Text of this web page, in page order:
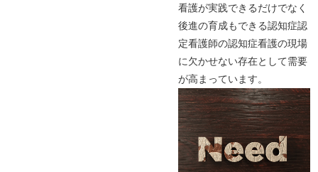
看護が実践できるだけでなく
後進の育成もできる認知症認
定看護師の認知症看護の現場
に欠かせない存在として需要
が高まっています。